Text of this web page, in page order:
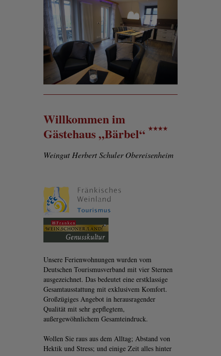
Willkommen im
Gästehaus „Bärbel“
Weingut Herbert Schuler Obereisenheim
Unsere Ferienwohnungen wurden vom
Deutschen Tourismusverband mit vier Sternen
ausgezeichnet. Das bedeutet eine erstklassige
Gesamtausstattung mit exklusivem Komfort.
Großzügiges Angebot in herausragender
Qualität mit sehr gepflegtem,
außergewöhnlichem Gesamteindruck.
Wollen Sie raus aus dem Alltag; Abstand von
Hektik und Stress; und einige Zeit alles hinter